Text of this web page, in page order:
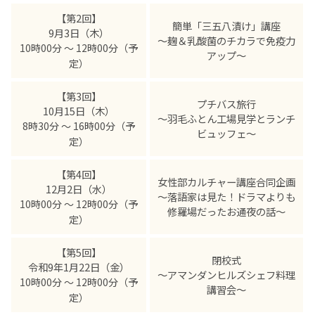
【第2回】
9月3日（木）
10時00分 ～ 12時00分（予
定）
簡単「三五八漬け」講座
～麹＆乳酸菌のチカラで免疫力
アップ～
【第3回】
10月15日（木）
8時30分 ～ 16時00分（予
定）
プチバス旅行
～羽毛ふとん工場見学とランチ
ビュッフェ～
【第4回】
12月2日（水）
10時00分 ～ 12時00分（予
定）
女性部カルチャー講座合同企画
～落語家は見た！ドラマよりも
修羅場だったお通夜の話～
【第5回】
令和9年1月22日（金）
10時00分 ～ 12時00分（予
定）
閉校式
～アマンダンヒルズシェフ料理
講習会～